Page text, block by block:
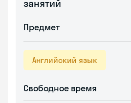
занятий
Предмет
Английский язык
Свободное время